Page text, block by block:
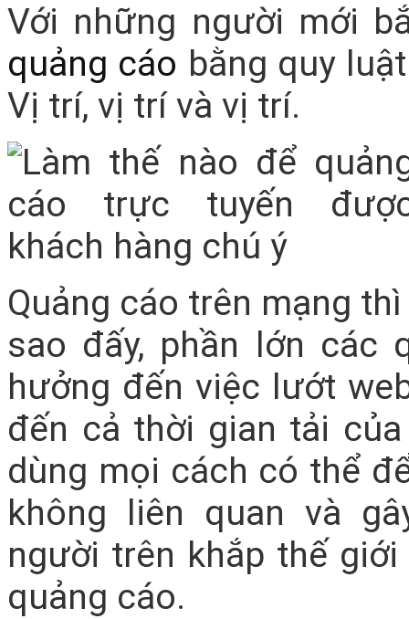
Với những người mới
quảng cáo bằng quy
Vị trí, vị trí và vị trí.
Quảng cáo trên mạng
sao đấy, phần lớn các
hưởng đến việc lướt
đến cả thời gian tải
dùng mọi cách có thể
không liên quan và
người trên khắp thế
quảng cáo.